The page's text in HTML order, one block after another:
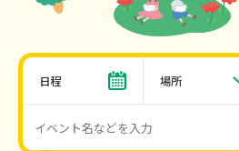
日程 場所